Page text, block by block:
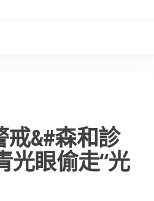
戒&#森和診
光眼偷走“光